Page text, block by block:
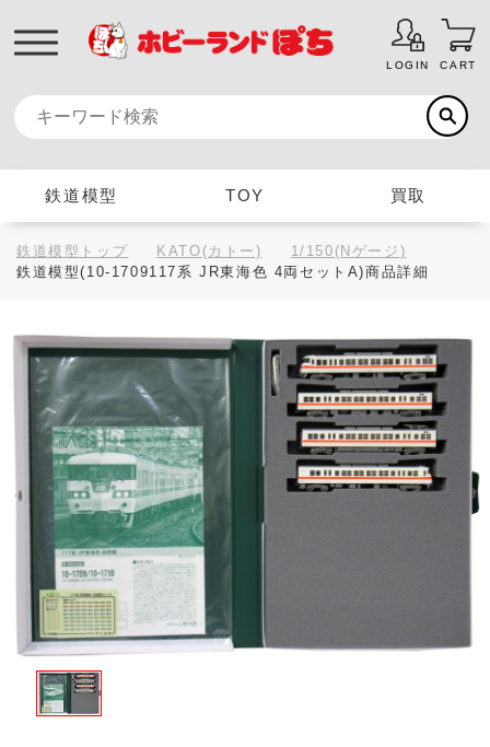
LOGIN CART
鉄道模型 TOY 買取
鉄道模型トップ KATO(カトー)
1/150(Nゲージ)
鉄道模型(10-1709117系 JR東海色 4両セットA)商品詳細